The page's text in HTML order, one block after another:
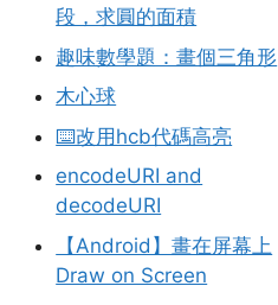
段，求圓的面積
趣味數學題：畫個三角形
木心球
⌨️改用hcb代碼高亮
encodeURI and
decodeURI
【Android】畫在屏幕上
Draw on Screen